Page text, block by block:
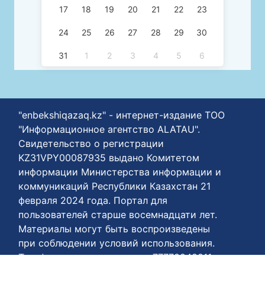
17 18 19 20 21 22 23
24 25 26 27 28 29 30
31 1 2 3 4 5 6
"enbekshiqazaq.kz" - интернет-издание ТОО
"Информационное агентство ALATAU".
Свидетельство о регистрации
KZ31VPY00087935 выдано Комитетом
информации Министерства информации и
коммуникаций Республики Казахстан 21
февраля 2024 года. Портал для
пользователей старше восемнадцати лет.
Материалы могут быть воспроизведены
при соблюдении условий использования.
Телефон нашего агентства +77778848811